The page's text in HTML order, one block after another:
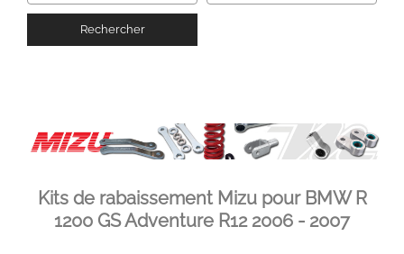
Rechercher
Kits de rabaissement Mizu pour BMW R
1200 GS Adventure R12 2006 - 2007